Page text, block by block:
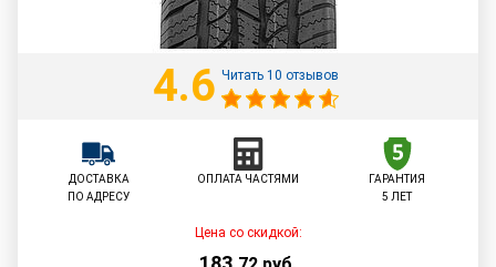
4.6 Читать 10 отзывов
ДОСТАВКА
ПО АДРЕСУ
ОПЛАТА ЧАСТЯМИ
ГАРАНТИЯ
5 ЛЕТ
Цена со скидкой: